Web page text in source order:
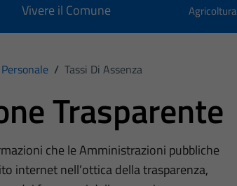
Vivere il Comune Agricoltura
Personale / Tassi Di Assenza
Trasparente
che le Amministrazioni pubbliche
internet nell’ottica della trasparenza,